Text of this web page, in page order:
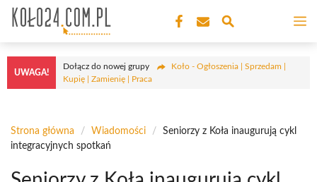
Przejdź
treści
UWAGA!
Dołącz do nowej grupy
Koło - Ogłoszenia | Sprzedam |
Kupię | Zamienię | Praca
Strona główna / Wiadomości /
Seniorzy z Koła inaugurują cykl
integracyjnych spotkań